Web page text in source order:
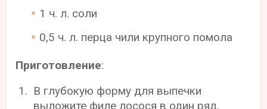
1 ч. л. соли
0,5 ч. л. перца чили крупного помола
Приготовление:
В глубокую форму для выпечки
выложите филе лосося в один ряд.